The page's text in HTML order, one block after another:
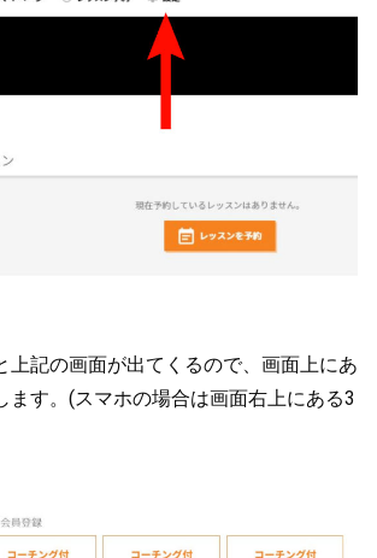
上記の画面が出てくるので、画面上にあ
ます。(スマホの場合は画面右上にある3